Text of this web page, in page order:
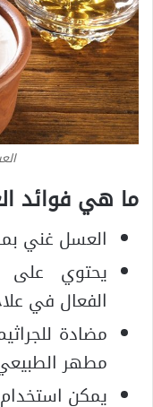
ما هي فوائد
العسل غني
يحتوي على
الفعال في
مضادة
مطهر
يمكن